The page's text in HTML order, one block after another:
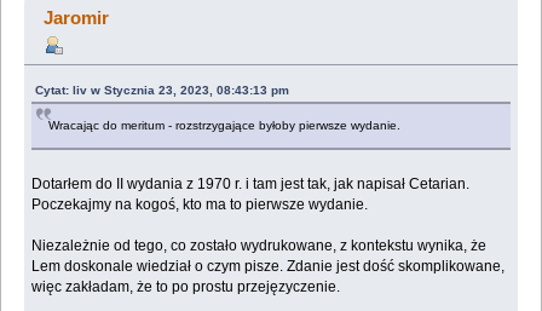
Jaromir
Cytat: liv w Stycznia 23, 2023, 08:43:13 pm
Wracając do meritum - rozstrzygające byłoby pierwsze wydanie.
Dotarłem do II wydania z 1970 r. i tam jest tak, jak napisał Cetarian.
Poczekajmy na kogoś, kto ma to pierwsze wydanie.
Niezależnie od tego, co zostało wydrukowane, z kontekstu wynika, że
Lem doskonale wiedział o czym pisze. Zdanie jest dość skomplikowane,
więc zakładam, że to po prostu przejęzyczenie.